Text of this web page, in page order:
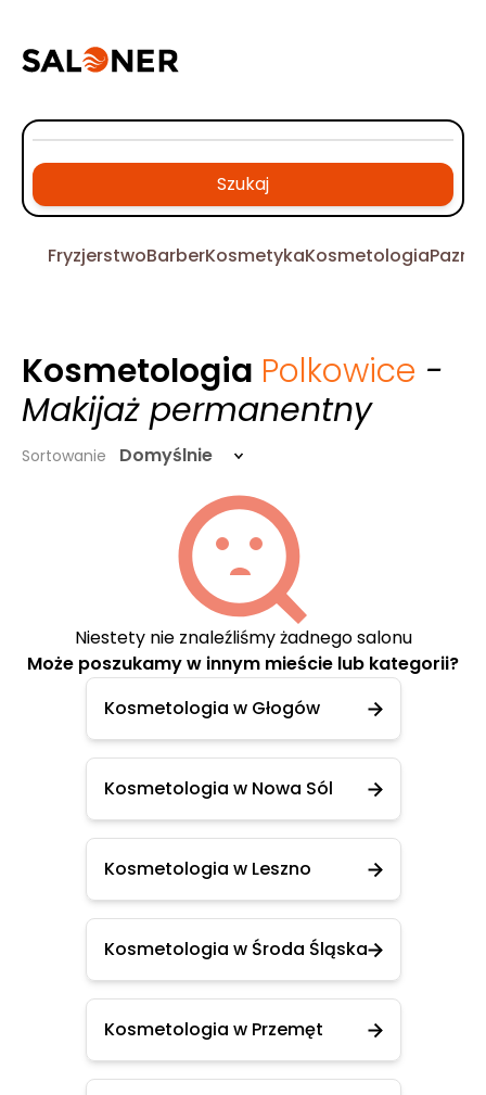
Szukaj
FryzjerstwoBarberKosmetykaKosmetologia
Kosmetologia Polkowice -
Makijaż permanentny
Sortowanie Domyślnie
Niestety nie znaleźliśmy żadnego salonu
Może poszukamy w innym mieście lub kategorii?
Kosmetologia w Głogów
Kosmetologia w Nowa Sól
Kosmetologia w Leszno
Kosmetologia w Środa Śląska
Kosmetologia w Przemęt